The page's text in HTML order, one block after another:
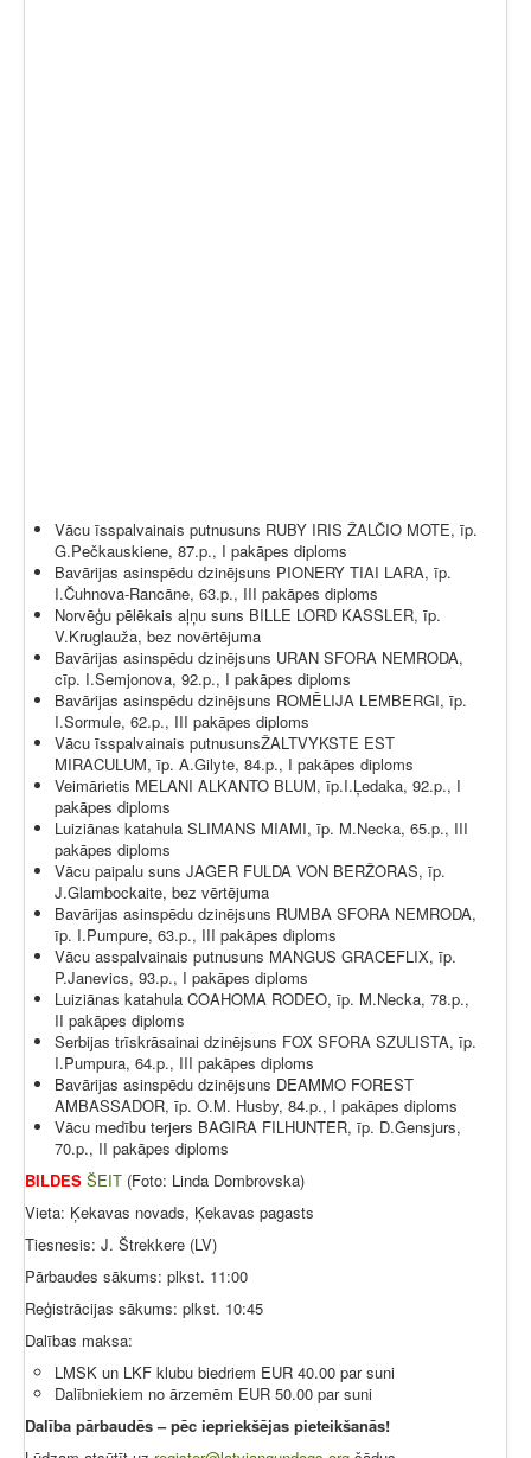
Vācu īsspalvainais putnusuns RUBY IRIS ŽALČIO MOTE, īp.
G.Pečkauskiene, 87.p., I pakāpes diploms
Bavārijas asinspēdu dzinējsuns PIONERY TIAI LARA, īp.
I.Čuhnova-Rancāne, 63.p., III pakāpes diploms
Norvēģu pēlēkais aļņu suns BILLE LORD KASSLER, īp.
V.Kruglauža, bez novērtējuma
Bavārijas asinspēdu dzinējsuns URAN SFORA NEMRODA,
cīp. I.Semjonova, 92.p., I pakāpes diploms
Bavārijas asinspēdu dzinējsuns ROMĒLIJA LEMBERGI, īp.
I.Sormule, 62.p., III pakāpes diploms
Vācu īsspalvainais putnusunsŽALTVYKSTE EST
MIRACULUM, īp. A.Gilyte, 84.p., I pakāpes diploms
Veimārietis MELANI ALKANTO BLUM, īp.I.Ļedaka, 92.p., I
pakāpes diploms
Luiziānas katahula SLIMANS MIAMI, īp. M.Necka, 65.p., III
pakāpes diploms
Vācu paipalu suns JAGER FULDA VON BERŽORAS, īp.
J.Glambockaite, bez vērtējuma
Bavārijas asinspēdu dzinējsuns RUMBA SFORA NEMRODA,
īp. I.Pumpure, 63.p., III pakāpes diploms
Vācu asspalvainais putnusuns MANGUS GRACEFLIX, īp.
P.Janevics, 93.p., I pakāpes diploms
Luiziānas katahula COAHOMA RODEO, īp. M.Necka, 78.p.,
II pakāpes diploms
Serbijas trīskrāsainai dzinējsuns FOX SFORA SZULISTA, īp.
I.Pumpura, 64.p., III pakāpes diploms
Bavārijas asinspēdu dzinējsuns DEAMMO FOREST
AMBASSADOR, īp. O.M. Husby, 84.p., I pakāpes diploms
Vācu medību terjers BAGIRA FILHUNTER, īp. D.Gensjurs,
70.p., II pakāpes diploms
BILDES ŠEIT (Foto: Linda Dombrovska)
Vieta: Ķekavas novads, Ķekavas pagasts
Tiesnesis: J. Štrekkere (LV)
Pārbaudes sākums: plkst. 11:00
Reģistrācijas sākums: plkst. 10:45
Dalības maksa:
LMSK un LKF klubu biedriem EUR 40.00 par suni
Dalībniekiem no ārzemēm EUR 50.00 par suni
Dalība pārbaudēs – pēc iepriekšējas pieteikšanās!